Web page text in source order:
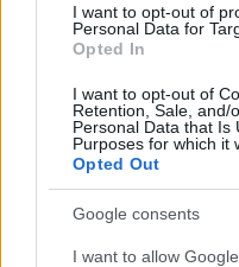
I want to opt-out of
Personal Data for
Opted In
I want to opt-out of
Retention, Sale, and/
Personal Data that Is
Purposes for which it
Opted Out
Google consents
I want to allow
Σχόλια
Σε πορτοκαλί
για φωτιές η χώρα και
Δευτέρα: Στα 9
άνεμοι – Πάνω από
πυρκαγιές σε 10